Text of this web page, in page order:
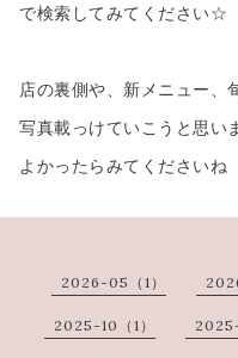
で検索してみてください☆
店の裏側や、新メニュー、
写真載っけていこうと思い
よかったらみてくださいね
2026-05（1）
2025-10（1） 2025-